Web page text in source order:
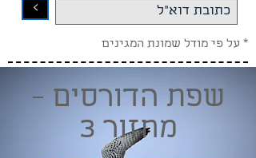
* על פי מודל שמונת המגינים
<
שפת הדורסים -
מחזור 3